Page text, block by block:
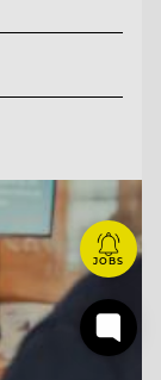
JOBS